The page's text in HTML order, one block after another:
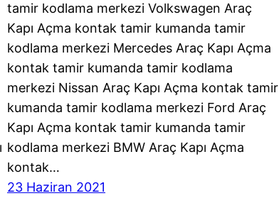
tamir kodlama merkezi Volkswagen Araç
Kapı Açma kontak tamir kumanda tamir
kodlama merkezi Mercedes Araç Kapı Açma
kontak tamir kumanda tamir kodlama
merkezi Nissan Araç Kapı Açma kontak tamir
kumanda tamir kodlama merkezi Ford Araç
Kapı Açma kontak tamir kumanda tamir
kodlama merkezi BMW Araç Kapı Açma
kontak…
23 Haziran 2021